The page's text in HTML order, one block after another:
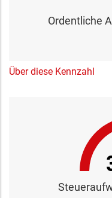
Ordentliche
Über diese Kennzahl